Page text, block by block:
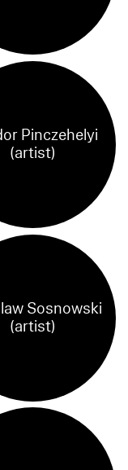
Pinczehelyi
(artist)
Sosnowski
(artist)